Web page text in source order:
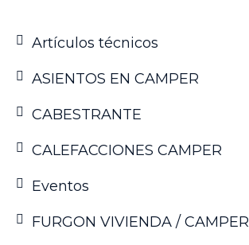
Artículos técnicos
ASIENTOS EN CAMPER
CABESTRANTE
CALEFACCIONES CAMPER
Eventos
FURGON VIVIENDA / CAMPER